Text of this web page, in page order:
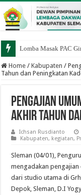
Lomba Masak PAC
Home / Kabupaten /
Tahun dan Peningkatan
Pengajian
Akhir Tahun
Ichsan Rusdianto
Kabupaten, kegiatan,
Sleman (04/01),
mengadakan pengajian
dari studio utama di
Depok, Sleman, D.I